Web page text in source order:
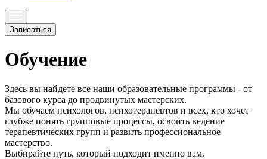
Записаться
Обучение
Здесь вы найдете все наши образовательные программы - от
базового курса до продвинутых мастерских.
Мы обучаем психологов, психотерапевтов и всех, кто хочет
глубже понять групповые процессы, освоить ведение
терапевтических групп и развить профессиональное
мастерство.
Выбирайте путь, который подходит именно вам.